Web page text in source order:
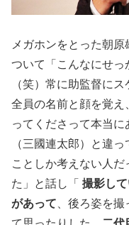
メガホンをとった朝
ついて「こんなにせっ
（笑）常に助監督に
全員の名前と顔を覚え
ってくださって本当
（三國連太郎）と違
ことしか考えない人
た」と話し「 撮影し
があって 、後ろ姿を